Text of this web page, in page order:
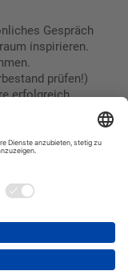
Gespräch
inspirieren.
prüfen!)
erfolgreich